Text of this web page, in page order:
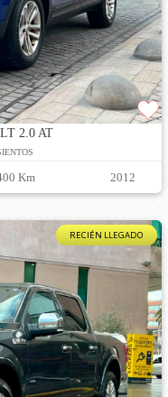
2.0 AT
Km 2012
RECIÉN LLEGADO